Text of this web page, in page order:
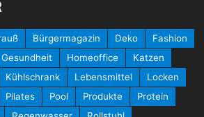
Bürgermagazin Deko
Fashion
Gesundheit Homeoffice
Katzen
Kühlschrank Lebensmittel
Locken
Pilates Pool Produkte
Protein